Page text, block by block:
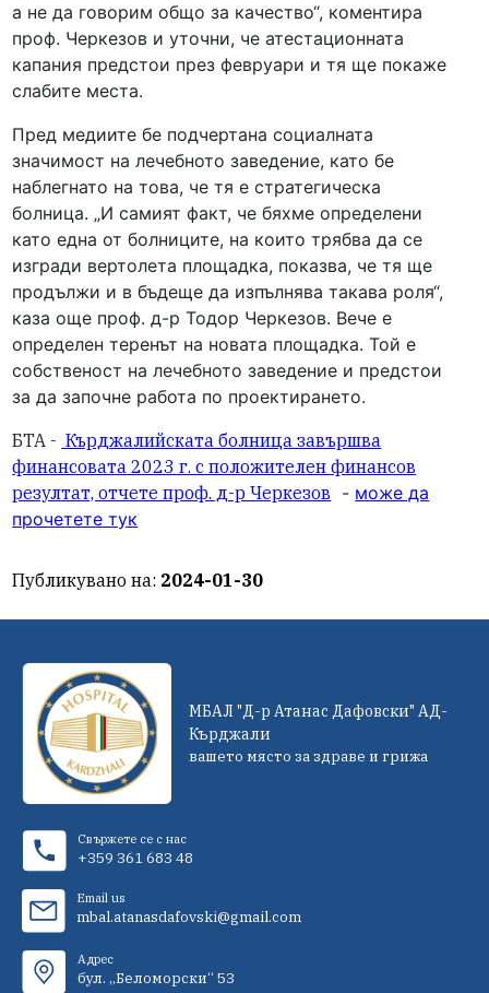
а не да говорим общо за качество“, коментира
проф. Черкезов и уточни, че атестационната
капания предстои през февруари и тя ще покаже
слабите места.
Пред медиите бе подчертана социалната
значимост на лечебното заведение, като бе
наблегнато на това, че тя е стратегическа
болница. „И самият факт, че бяхме определени
като една от болниците, на които трябва да се
изгради вертолета площадка, показва, че тя ще
продължи и в бъдеще да изпълнява такава роля“,
каза още проф. д-р Тодор Черкезов. Вече е
определен теренът на новата площадка. Той е
собственост на лечебното заведение и предстои
за да започне работа по проектирането.
БТА - Кърджалийската болница завършва
финансовата 2023 г. с положителен финансов
резултат, отчете проф. д-р Черкезов - може да
прочетете тук
Публикувано на: 2024-01-30
МБАЛ "Д-р Атанас Дафовски" АД-
Кърджали
вашето място за здраве и грижа
Свържете се с нас
+359 361 683 48
Email us
mbal.atanasdafovski@gmail.com
Адрес
бул. „Беломорски“ 53